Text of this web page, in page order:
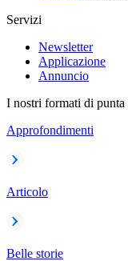
Servizi
Newsletter
Applicazione
Annuncio
I nostri formati di punta
Approfondimenti
Articolo
Belle storie